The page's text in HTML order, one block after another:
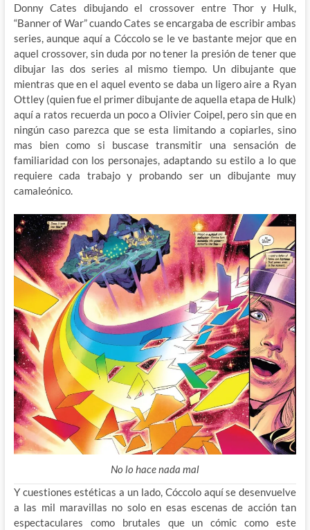
Donny Cates dibujando el crossover entre Thor y Hulk,
“Banner of War” cuando Cates se encargaba de escribir ambas
series, aunque aquí a Cóccolo se le ve bastante mejor que en
aquel crossover, sin duda por no tener la presión de tener que
dibujar las dos series al mismo tiempo. Un dibujante que
mientras que en el aquel evento se daba un ligero aire a Ryan
Ottley (quien fue el primer dibujante de aquella etapa de Hulk)
aquí a ratos recuerda un poco a Olivier Coipel, pero sin que en
ningún caso parezca que se esta limitando a copiarles, sino
mas bien como si buscase transmitir una sensación de
familiaridad con los personajes, adaptando su estilo a lo que
requiere cada trabajo y probando ser un dibujante muy
camaleónico.
No lo hace nada mal
Y cuestiones estéticas a un lado, Cóccolo aquí se desenvuelve
a las mil maravillas no solo en esas escenas de acción tan
espectaculares como brutales que un cómic como este